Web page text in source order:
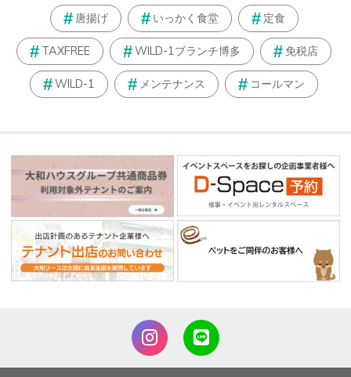
唐揚げ いっかく食堂 定食
TAXFREE WILD-1ブランチ博多 免税店
WILD-1 メンテナンス コールマン